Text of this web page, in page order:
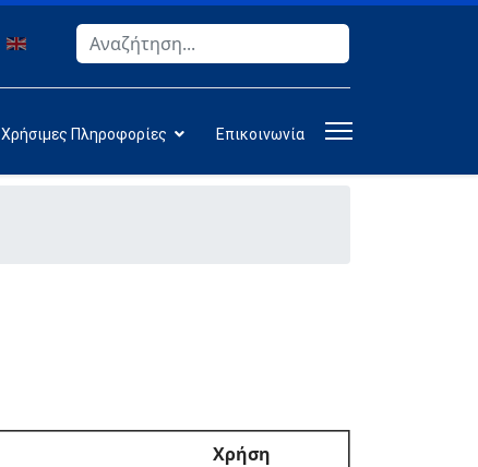
Αναζήτηση
Χρήσιμες Πληροφορίες Επικοινωνία
Χρήση